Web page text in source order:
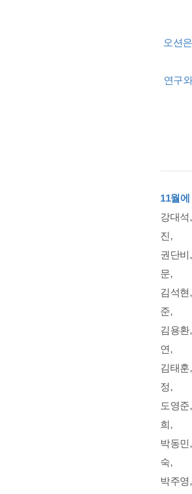
오션
연구
11월
강대
진,
권단
문,
김석
준,
김용
연,
김태
정,
도영
희,
박동
숙,
박주